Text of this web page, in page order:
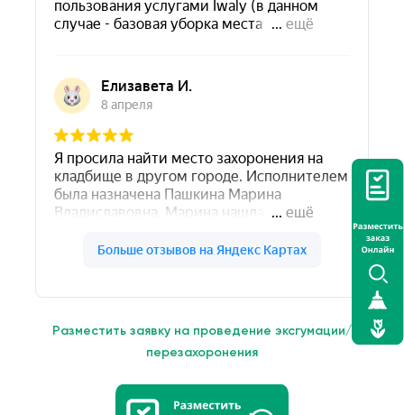
Разместить заявку на проведение эксгумации/
перезахоронения